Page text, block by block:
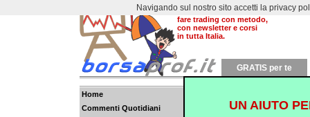
Dal 2000 aiutiamo a
fare trading con metodo,
con newsletter e corsi
in tutta Italia.
GRATIS per te
Home
Commenti Quotidiani
UN AIUTO
Navigando sul nostro sito accetti la privacy